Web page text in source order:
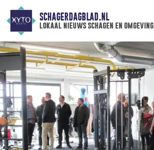
SCHAGERDAGBLAD.NL
lokaal nieuws schagen en omgeving